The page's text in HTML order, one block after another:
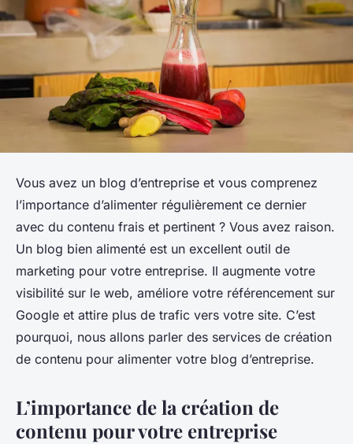
Vous avez un blog d’entreprise et vous comprenez
l’importance d’alimenter régulièrement ce dernier
avec du contenu frais et pertinent ? Vous avez raison.
Un blog bien alimenté est un excellent outil de
marketing pour votre entreprise. Il augmente votre
visibilité sur le web, améliore votre référencement sur
Google et attire plus de trafic vers votre site. C’est
pourquoi, nous allons parler des services de création
de contenu pour alimenter votre blog d’entreprise.
L’importance de la création de
contenu pour votre entreprise